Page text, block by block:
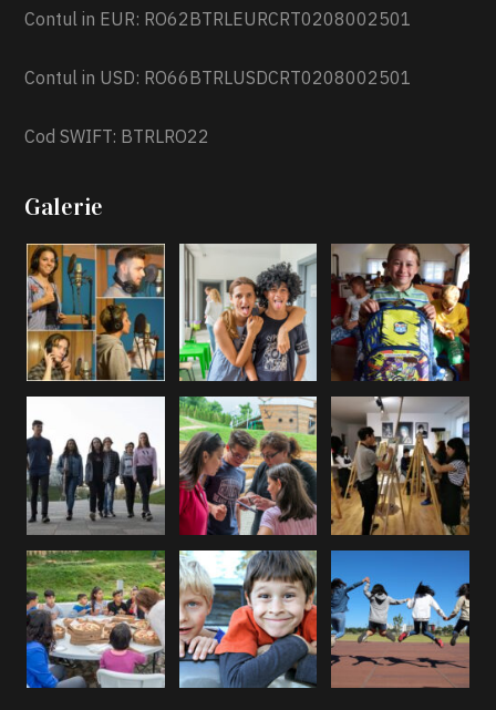
Contul in EUR: RO62BTRLEURCRT0208002501
Contul in USD: RO66BTRLUSDCRT0208002501
Cod SWIFT: BTRLRO22
Galerie